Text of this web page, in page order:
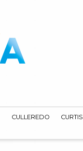
CULLEREDO CURTIS